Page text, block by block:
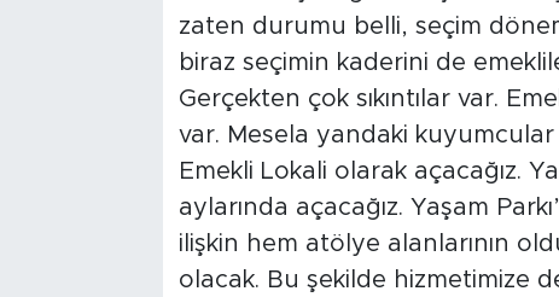
zaten durumu belli, seçim
biraz seçimin kaderini de
Gerçekten çok sıkıntılar var.
var. Mesela yandaki kuyumcular
Emekli Lokali olarak açacağız.
aylarında açacağız. Yaşam
ilişkin hem atölye alanlarının
olacak. Bu şekilde hizmetimize